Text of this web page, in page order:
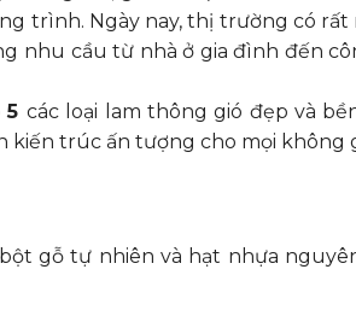
trình. Ngày nay, thị trường có rất
nhu cầu từ nhà ở gia đình đến
5 các loại lam thông gió đẹp và
kiến trúc ấn tượng cho mọi không
gỗ tự nhiên và hạt nhựa